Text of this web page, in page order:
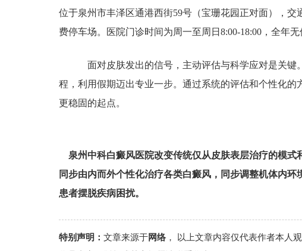
位于泉州市丰泽区通港西街59号（宝珊花园正对面），
费停车场。医院门诊时间为周一至周日8:00-18:00，全年无
面对皮肤发出的信号，主动评估与科学应对是关键
程，利用假期迈出专业一步。通过系统的评估和个性化
更稳固的起点。
泉州中科白癜风医院改变传统仅从皮肤表层治疗的模
同步由内而外个性化治疗各类白癜风，同步调整机体内
患者摆脱疾病困扰。
特别声明： 文章来源于网络， 以上文章内容仅代表作者本人